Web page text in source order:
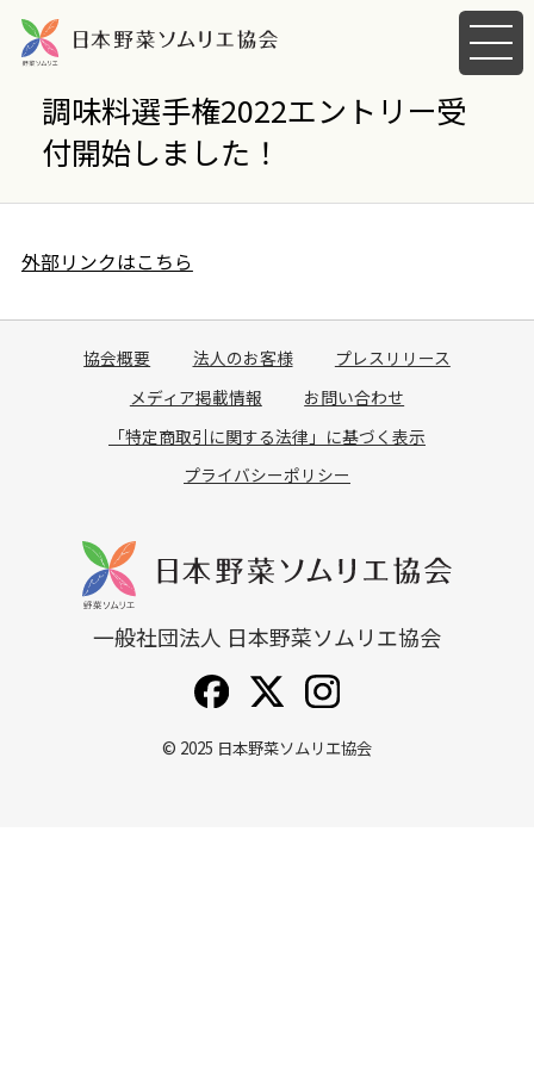
メ
ニ
ー
く
調味料選手権2022エントリー受
付開始しました！
外部リンクはこちら
協会概要 法人のお客様
プレスリリース
メディア掲載情報
お問い合わせ
「特定商取引に関する法律」に基づく表示
プライバシーポリシー
一般社団法人 日本野菜ソムリエ協会
© 2025 日本野菜ソムリエ協会